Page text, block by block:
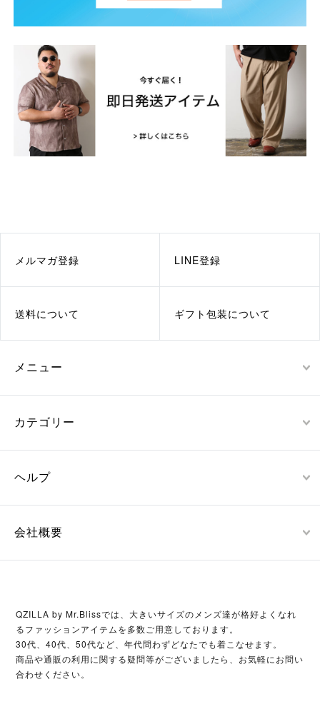
メルマガ登録 LINE登録
送料について ギフト包装について
メニュー
カテゴリー
ヘルプ
会社概要
QZILLA by Mr.Blissでは、大きいサイズのメンズ達が格好よくなれ
るファッションアイテムを多数ご用意しております。
30代、40代、50代など、年代問わずどなたでも着こなせます。
商品や通販の利用に関する疑問等がございましたら、お気軽にお問い
合わせください。